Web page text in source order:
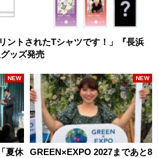
ントされたTシャツです！」『長浜
ッズ発売
夏休
NEW
GREEN×EXPO 2027まであと8
NEW